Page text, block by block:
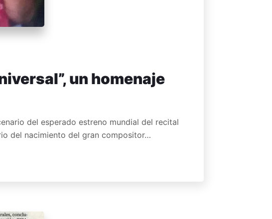
un homenaje
del esperado estreno mundial del recital
del nacimiento del gran compositor…